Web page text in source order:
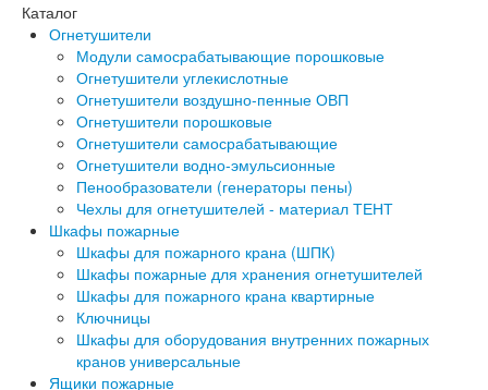
Каталог
Огнетушители
Модули самосрабатывающие порошковые
Огнетушители углекислотные
Огнетушители воздушно-пенные ОВП
Огнетушители порошковые
Огнетушители самосрабатывающие
Огнетушители водно-эмульсионные
Пенообразователи (генераторы пены)
Чехлы для огнетушителей - материал ТЕНТ
Шкафы пожарные
Шкафы для пожарного крана (ШПК)
Шкафы пожарные для хранения огнетушителей
Шкафы для пожарного крана квартирные
Ключницы
Шкафы для оборудования внутренних пожарных
кранов универсальные
Ящики пожарные